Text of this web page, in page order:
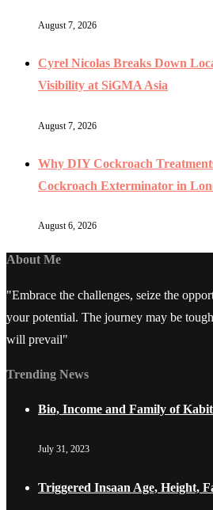
August 7, 2026
Cyrel Nicolas Breaks Down
Visibility at SiGMA Asia
August 7, 2026
Why DIY Cockroach
Cockroach Exterminator in
August 6, 2026
About Me
"Embrace the challenges, seize the
your potential. The journey may be
will prevail"
Trending News
Bio, Income and Family of
July 31, 2023
Triggered Insaan Age, Height,